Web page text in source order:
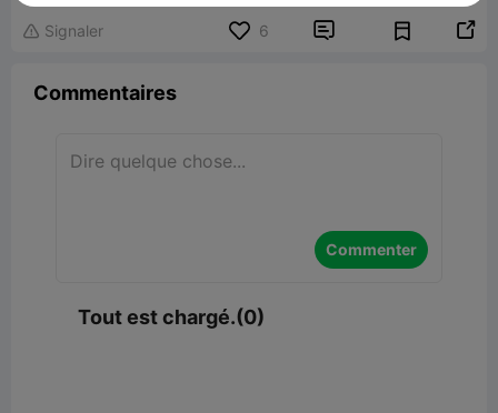
 Signaler 6  
Commentaires
Commenter
Tout est chargé.(0)